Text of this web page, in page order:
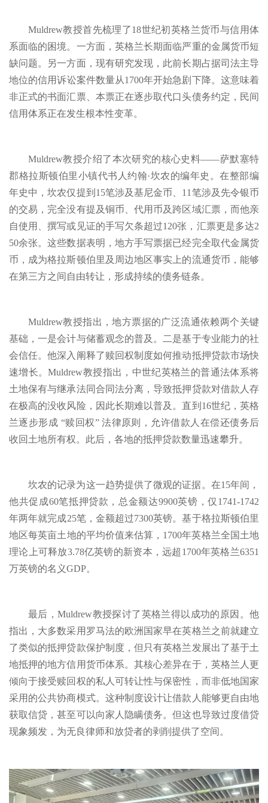
Muldrew教授首先梳理了18世纪初英格兰货币与信用体
系面临的困境。一方面，英格兰长期面临严重的金属货币短
缺问题。另一方面，现有研究发现，此前长期占据司法主导
地位的信用诉讼案件数量从1700年开始急剧下降。这意味着
非正式的书面汇票、本票正在逐步取代口头债务约定，民间
信用体系正在发生根本性变革。
Muldrew教授介绍了本次研究的核心史料——萨默塞特
郡格拉斯顿伯里小镇代书人约翰·坎农的编年史。在整部编
年史中，坎农仅提到15笔涉及基尼金币、11笔涉及先令银币
的交易，完全没有提及铜币、代用币及跨区域汇票，而他亲
自使用、撰写或见证的手写欠条超过120张，汇票更是多达2
50余张。这些数据表明，地方手写票据已经完全取代金属货
币，成为格拉斯顿伯里及周边地区事实上的流通货币，能够
在第三方之间自由转让，形成持续的债务链条。
Muldrew教授指出，地方票据的广泛流通依赖两个关键
基础，一是会计与储蓄观念的普及。二是基于专业能力的社
会信任。他深入阐释了赎回权制度如何推动抵押贷款市场快
速增长。Muldrew教授指出，中世纪英格兰的普通法体系将
土地保有与继承法同合同法分离，导致抵押贷款对借款人存
在极高的没收风险，因此长期难以普及。直到16世纪，英格
兰逐步形成 “赎回权” 法律原则，允许借款人在偿还债务后
收回土地所有权。此后，各地的抵押贷款数量迅速攀升。
坎农的记录为这一趋势提供了微观的证据。在15年间，
他共促成60笔抵押贷款，总金额达9900英镑，仅1741-1742
年两年就完成25笔，金额超过7300英镑。基于格拉斯顿伯里
地区每英亩土地的平均价值来估算，1700年英格兰全国土地
理论上可释放3.78亿英镑的新资本，远超1700年英格兰6351
万英镑的名义GDP。
最后，Muldrew教授探讨了英格兰得以成功的原因。他
指出，大多数采用罗马法的欧洲国家早在英格兰之前就建立
了类似的抵押贷款保护制度，但只有英格兰发展出了基于土
地抵押的地方信用货币体系。其核心差异在于，英格兰人更
倾向于接受赎回权的私人可转让性与保密性，而非低地国家
采用的公共协商模式。这种制度设计让借款人能够更自由地
获取信贷，甚至可以向家人隐瞒债务。但这也导致过度借贷
现象频发，为无良律师和放贷者的剥削提供了空间。